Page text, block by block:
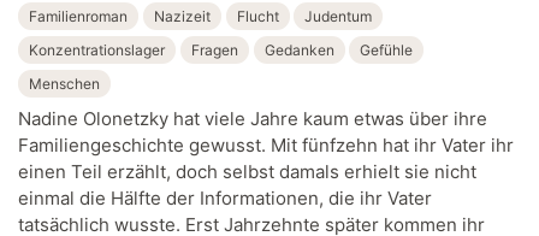
Familienroman
Nazizeit Flucht
Judentum
Konzentrationslager
Fragen Gedanken
Gefühle
Menschen
Nadine Olonetzky hat viele Jahre kaum etwas über ihre
Familiengeschichte gewusst. Mit fünfzehn hat ihr Vater ihr
einen Teil erzählt, doch selbst damals erhielt sie nicht
einmal die Hälfte der Informationen, die ihr Vater
tatsächlich wusste. Erst Jahrzehnte später kommen ihr